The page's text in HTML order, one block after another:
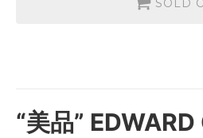
SOLD
“美品”